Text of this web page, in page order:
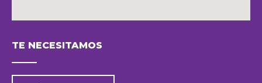
TE NECESITAMOS